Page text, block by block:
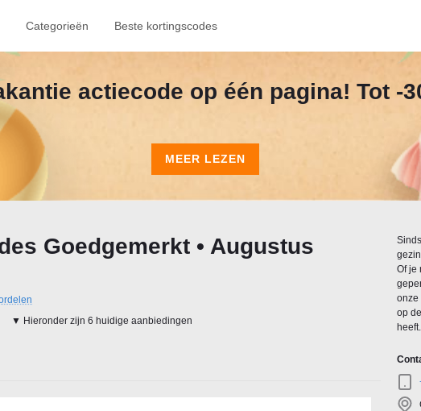
Categorieën Beste kortingscodes
actiecode op één pagina! Tot -
MEER LEZEN
Goedgemerkt • Augustus
▼ Hieronder zijn 6 huidige aanbiedingen
Of je
onze
op
heeft.